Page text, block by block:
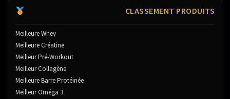
CLASSEMENT PRODUITS
Meilleure Whey
Meilleure Créatine
Meilleur Pré-Workout
Meilleur Collagène
Meilleure Barre Protéinée
Meilleur Oméga 3